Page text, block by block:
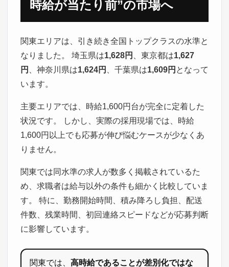
時給が当たり前”の市場へ
関東エリアは、引き続き全国トップクラスの水準と
なりました。 埼玉県は1,628円 、東京都は1,627
円
、神奈川県は1,624円 、千葉県は1,609円 となって
います。
主要エリアでは、時給1,600円台が完全に定着した
状況です。 しかし、実際の採用現場では、時給
1,600円以上でも応募が伸び悩むケースが少なくあ
りません。
関東では同水準の求人が数多く掲載されているた
め、求職者は給与以外の条件も細かく比較していま
す。 特に、勤務開始時間、積み降ろし負担、配送
件数、残業時間、初回連絡スピードなどが応募判断
に影響しています。
関東では、 高時給であることが差別化ではな